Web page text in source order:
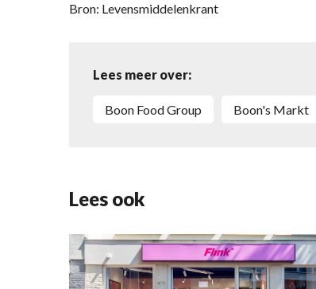
Bron: Levensmiddelenkrant
Lees meer over:
Boon Food Group Boon's Markt
Lees ook